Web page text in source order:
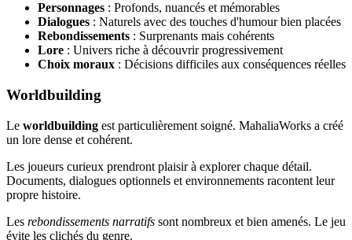
Personnages : Profonds, nuancés et mémorables
Dialogues : Naturels avec des touches d'humour bien placées
Rebondissements : Surprenants mais cohérents
Lore : Univers riche à découvrir progressivement
Choix moraux : Décisions difficiles aux conséquences réelles
Worldbuilding
Le worldbuilding est particulièrement soigné. MahaliaWorks a créé
un lore dense et cohérent.
Les joueurs curieux prendront plaisir à explorer chaque détail.
Documents, dialogues optionnels et environnements racontent leur
propre histoire.
Les rebondissements narratifs sont nombreux et bien amenés. Le jeu
évite les clichés du genre.